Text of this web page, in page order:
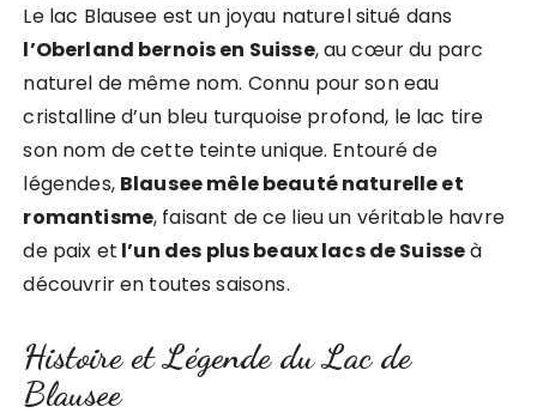
Le lac Blausee est un joyau naturel situé dans
l’Oberland bernois en Suisse, au cœur du parc
naturel de même nom. Connu pour son eau
cristalline d’un bleu turquoise profond, le lac tire
son nom de cette teinte unique. Entouré de
légendes, Blausee mêle beauté naturelle et
romantisme, faisant de ce lieu un véritable havre
de paix et l’un des plus beaux lacs de Suisseà
découvrir en toutes saisons.
Histoire et Légende du Lac de
Blausee